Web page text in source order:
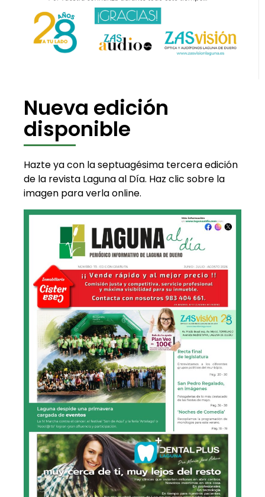
Nueva edición
disponible
Hazte ya con la septuagésima tercera edición
de la revista Laguna al Día. Haz clic sobre la
imagen para verla online.